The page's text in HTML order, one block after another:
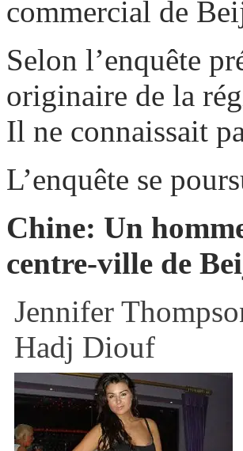
commercial de
Selon l’enquête
originaire de la
Il ne connaissait
L’enquête se
Chine: Un
centre-ville de
Jennifer
Hadj Diouf